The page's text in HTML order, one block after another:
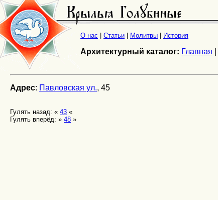
О нас Статьи Молитвы История
Архитектурный каталог: Главная
Адрес: Павловская ул., 45
Гулять назад: « 43 «
Гулять вперёд: » 48 »